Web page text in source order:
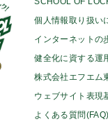
個人情報取り扱い
インターネットの
健全化に資する運
株式会社エフエム
ウェブサイト表現
よくある質問(FAQ)